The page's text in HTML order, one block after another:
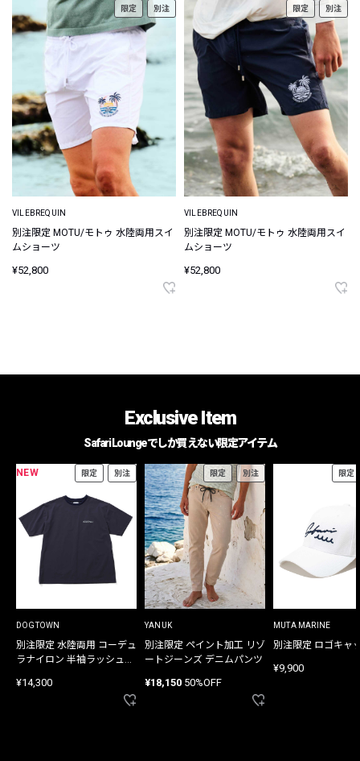
限定 別注
VILEBREQUIN
別注限定 MOTU/モトゥ 水陸両用スイ
ムショーツ
¥52,800
限定 別注
VILEBREQUIN
別注限定 MOTU/モトゥ 水陸両用スイ
ムショーツ
¥52,800
Exclusive Item
Safari Loungeでしか買えない限定アイテム
NEW 限定 別注
DOGTOWN
別注限定 水陸両用 コーデュ
ラナイロン 半袖ラッシュガ
¥14,300
限定 別注
YANUK
別注限定 ペイント加工 リゾ
ートジーンズ デニムパンツ
¥18,150 50%OFF
限定
MUTA MARINE
別注限定 ロゴキャ
¥9,900